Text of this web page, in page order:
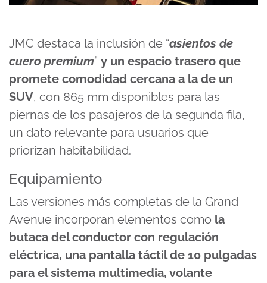
JMC destaca la inclusión de “asientos de
cuero premium” y un espacio trasero que
promete comodidad cercana a la de un
SUV, con 865 mm disponibles para las
piernas de los pasajeros de la segunda fila,
un dato relevante para usuarios que
priorizan habitabilidad.
Equipamiento
Las versiones más completas de la Grand
Avenue incorporan elementos como la
butaca del conductor con regulación
eléctrica, una pantalla táctil de 10 pulgadas
para el sistema multimedia, volante